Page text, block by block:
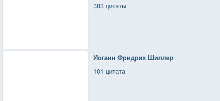
383 цитаты
Иоганн Фридрих Шиллер
101 цитата